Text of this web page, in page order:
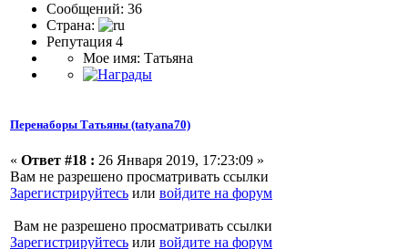
Сообщений: 36
Страна:
Репутация 4
Мое имя: Татьяна
Перенаборы Татьяны (tatyana70)
« Ответ #18 : 26 Января 2019, 17:23:09 »
Вам не разрешено просматривать ссылки
Зарегистрируйтесь или войдите на форум
Вам не разрешено просматривать ссылки
Зарегистрируйтесь или войдите на форум